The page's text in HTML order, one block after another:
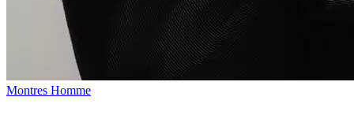
Montres Homme